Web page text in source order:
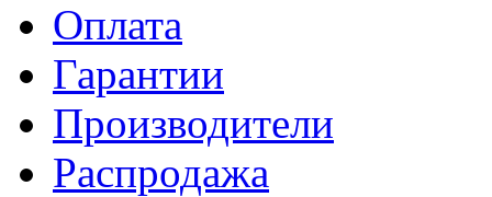
Оплата
Гарантии
Производители
Распродажа